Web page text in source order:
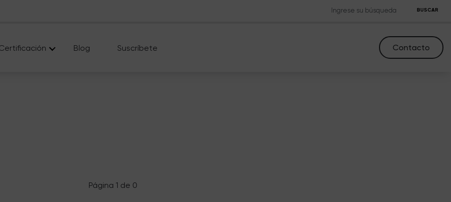
BUSCAR
Blog Suscríbete Contacto
Página 1 de 0